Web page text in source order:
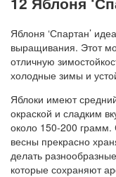
Яблоня ‘Спартан’
выращивания. Этот
отличную
холодные зимы и
Яблоки имеют
окраской и сладким
около 150-200
весны прекрасно
делать
которые сохраняют